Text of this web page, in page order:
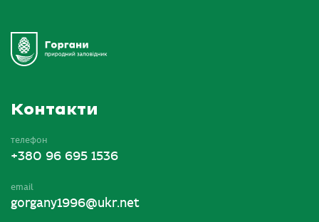
Контакти
телефон
+380 96 695 1536
email
gorgany1996@ukr.net